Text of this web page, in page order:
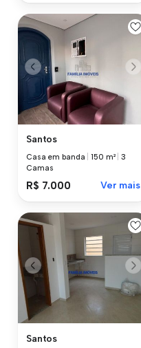
Santos
Casa em banda |150 m² |3
Camas
R$ 7.000 Ver mais
Santos